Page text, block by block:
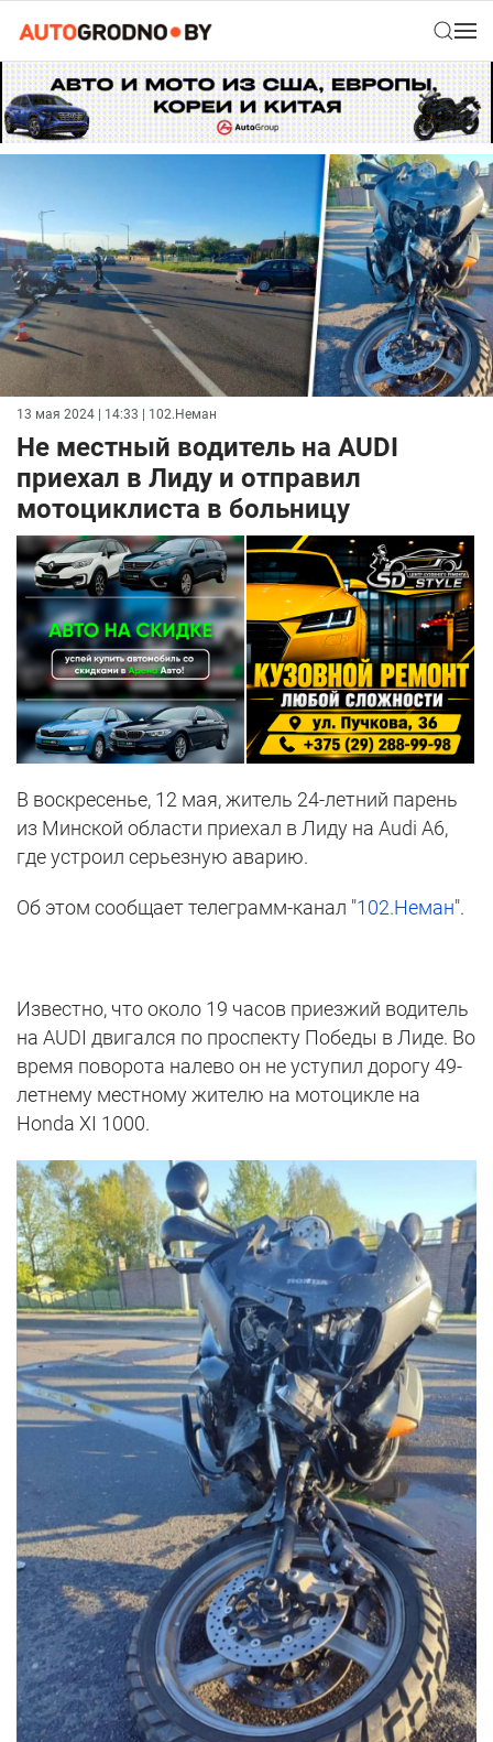
13 мая 2024 | 14:33 | 102.Неман
Не местный водитель на AUDI
приехал в Лиду и отправил
мотоциклиста в больницу
В воскресенье, 12 мая, житель 24-летний парень
из Минской области приехал в Лиду на Audi A6,
где устроил серьезную аварию.
Об этом сообщает телеграмм-канал "102.Неман".
Известно, что около 19 часов приезжий водитель
на AUDI двигался по проспекту Победы в Лиде. Во
время поворота налево он не уступил дорогу 49-
летнему местному жителю на мотоцикле на
Honda XI 1000.